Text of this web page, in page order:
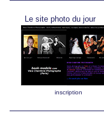
Le site photo du jour
inscription